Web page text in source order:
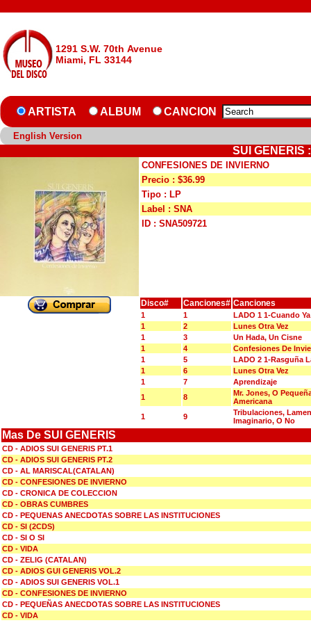
1291 S.W. 70th Avenue
Miami, FL 33144
ARTISTA ALBUM CANCION
English Version
SUI GENERIS
CONFESIONES DE INVIERNO
Precio : $36.99
Tipo : LP
Label : SNA
ID : SNA509721
Disco# Canciones# Canciones
1 1
LADO 1 1-Cuando
1
2
Lunes Otra Vez
1
3
Un Hada, Un Cisne
1
4
Confesiones De
1
5
LADO 2 1-Rasguña
1
6
Lunes Otra Vez
1
7
Aprendizaje
1
8
Mr. Jones, O
Americana
1
9
Tribulaciones,
Imaginario, O No
Mas De SUI GENERIS
CD - ADIOS SUI GENERIS PT.1
CD - ADIOS SUI GENERIS PT.2
CD - AL MARISCAL(CATALAN)
CD - CONFESIONES DE INVIERNO
CD - CRONICA DE COLECCION
CD - OBRAS CUMBRES
CD - PEQUENAS ANECDOTAS SOBRE LAS INSTITUCIONES
CD - SI (2CDS)
CD - SI O SI
CD - VIDA
CD - ZELIG (CATALAN)
CD - ADIOS GUI GENERIS VOL.2
CD - ADIOS SUI GENERIS VOL.1
CD - CONFESIONES DE INVIERNO
CD - PEQUEÑAS ANECDOTAS SOBRE LAS INSTITUCIONES
CD - VIDA